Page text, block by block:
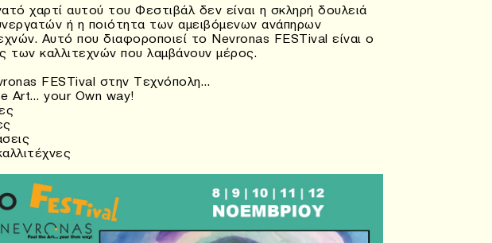
χαρτί αυτού του Φεστιβάλ δεν είναι η σκληρή δουλειά
ή η ποιότητα των αμειβόμενων ανάπηρων
Αυτό που διαφοροποιεί το Nevronas FESTival είναι ο
των καλλιτεχνών που λαμβάνουν μέρος.
FESTival στην Τεχνόπολη…
Art… your Own way!